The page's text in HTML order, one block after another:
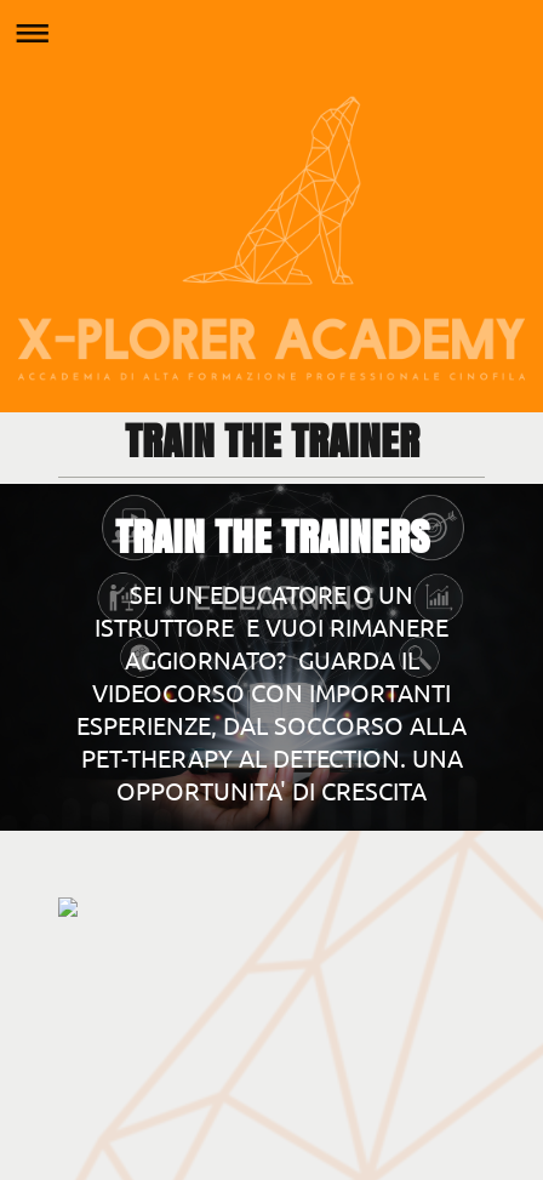
TRAIN THE TRAINER
TRAIN THE TRAINERS
SEI UN EDUCATORE O UN
ISTRUTTORE E VUOI RIMANERE
AGGIORNATO? GUARDA IL
VIDEOCORSO CON IMPORTANTI
ESPERIENZE, DAL SOCCORSO ALLA
PET-THERAPY AL DETECTION. UNA
OPPORTUNITA' DI CRESCITA